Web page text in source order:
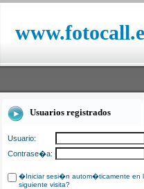
Usuarios registrados
Usuario:
Contrase�a:
�Iniciar sesi�n autom�ticamente en
siguiente visita?